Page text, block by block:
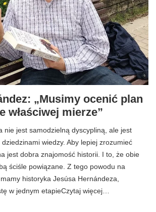
„Musimy ocenić plan
właściwej mierze”
nie jest samodzielną dyscypliną, ale jest
wiedzy. Aby lepiej zrozumieć
jest dobra znajomość historii. I to, że obie
ściśle powiązane. Z tego powodu na
historyka Jesúsa Hernándeza,
w jednym etapieCzytaj więcej…